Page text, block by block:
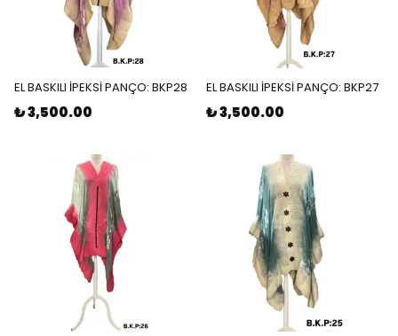
EL BASKILI İPEKSİ PANÇO: BKP28
₺ 3,500.00
EL BASKILI İPEKSİ PANÇO: BKP27
₺ 3,500.00